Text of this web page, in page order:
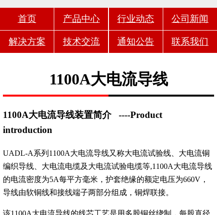
首页 产品中心 行业动态 公司新闻
解决方案 技术交流 通知公告 联系我们
1100A大电流导线
1100A大电流导线装置简介----Product
introduction
UADL-A系列1100A大电流导线又称大电流试验线、大电流铜
编织导线、大电流电缆及大电流试验电缆等,1100A大电流导线
的电流密度为5A每平方毫米，护套绝缘的额定电压为660V，
导线由软铜线和接线端子两部分组成，铜焊联接。
该1100A大电流导线的线芯工艺是用多股铜丝绕制，每股直径